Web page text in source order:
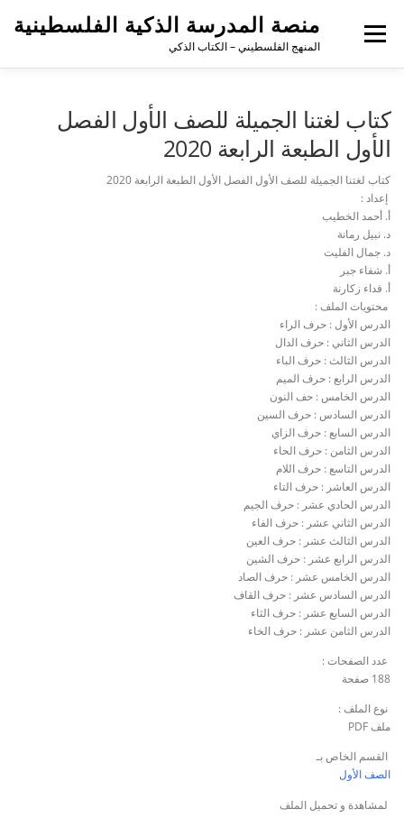
المحتوى
منصة المدرسة الذكية الفلسطينية
المنهج الفلسطيني – الكتاب الذكي
القائمة
كتاب لغتنا الجميلة للصف الأول الفصل
الأول الطبعة الرابعة 2020
كتاب لغتنا الجميلة للصف الأول الفصل الأول الطبعة الرابعة 2020
إعداد :
أ. أحمد الخطيب
د. نبيل رمانة
د. جمال الفليت
أ. شفاء جبر
أ. فداء زكارنة
محتويات الملف :
الدرس الأول : حرف الراء
الدرس الثاني : حرف الدال
الدرس الثالث : حرف الباء
الدرس الرابع : حرف الميم
الدرس الخامس : حف النون
الدرس السادس : حرف السين
الدرس السابع : حرف الزاي
الدرس الثامن : حرف الحاء
الدرس التاسع : حرف اللام
الدرس العاشر : حرف التاء
الدرس الحادي عشر : حرف الجيم
الدرس الثاني عشر : حرف الفاء
الدرس الثالث عشر : حرف العين
الدرس الرابع عشر : حرف الشين
الدرس الخامس عشر : حرف الصاد
الدرس السادس عشر : حرف القاف
الدرس السابع عشر : حرف الثاء
الدرس الثامن عشر : حرف الخاء
عدد الصفحات :
188 صفحة
نوع الملف :
ملف PDF
القسم الخاص بـ
الصف الأول
لمشاهدة و تحميل الملف